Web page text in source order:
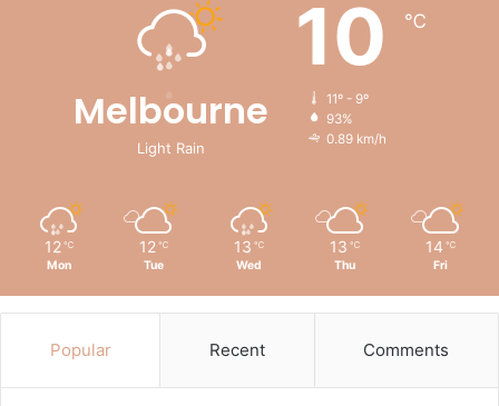
Melbourne
Light Rain
10 ℃
11º - 9º
93%
0.89 km/h
12 ℃
Mon
12 ℃
Tue
13 ℃
Wed
13 ℃
Thu
14 ℃
Fri
Popular Recent Comments